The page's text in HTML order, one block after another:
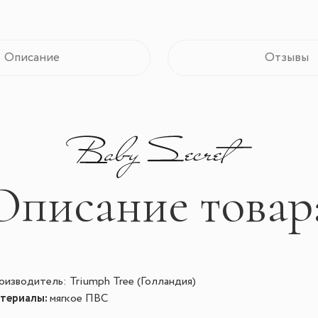
Описание Отзывы
Triumph Tree (Голландия)
мягкое ПВС